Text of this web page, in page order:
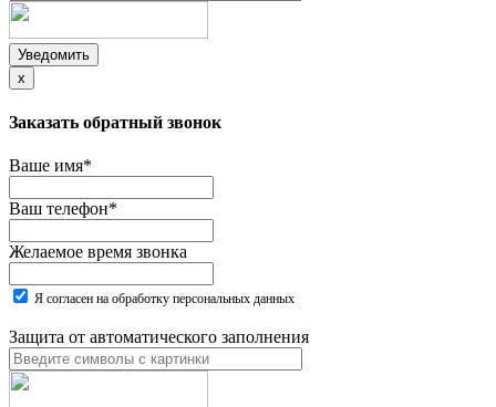
Уведомить
x
Заказать обратный звонок
Ваше имя*
Ваш телефон*
Желаемое время звонка
Я согласен на обработку персональных данных
Защита от автоматического заполнения